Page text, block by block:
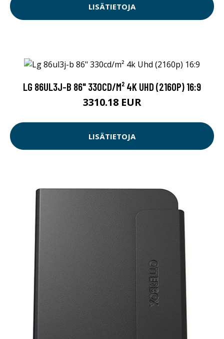
LISÄTIETOJA
LG 86UL3J-B 86" 330CD/M² 4K UHD (2160P) 16:9
3310.18 EUR
LISÄTIETOJA